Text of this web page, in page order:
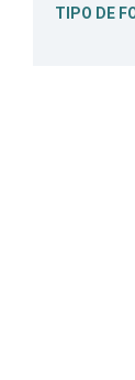
TIPO DE